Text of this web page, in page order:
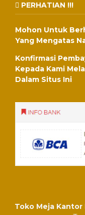
PERHATIAN !!!
Mohon Untuk
Yang Mengatas
Konfirmasi
Kepada Kami
Dalam Situs Ini
Toko Meja Kantor